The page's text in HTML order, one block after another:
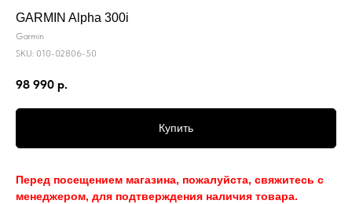
GARMIN Alpha 300i
Garmin
SKU: 010-02806-50
98 990 р.
Купить
Перед посещением магазина, пожалуйста, свяжитесь с
менеджером, для подтверждения наличия товара.